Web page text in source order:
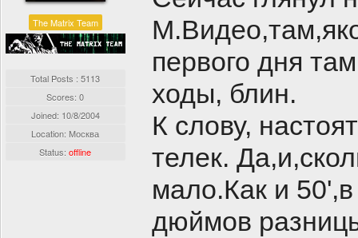
The Matrix Team
Total Posts : 5113
Scores: 0
Joined: 10/8/2004
Location: Москва
Status:offline
первого дня
ходы, блин.
К слову,
телек.
мало.Как и
дюймов